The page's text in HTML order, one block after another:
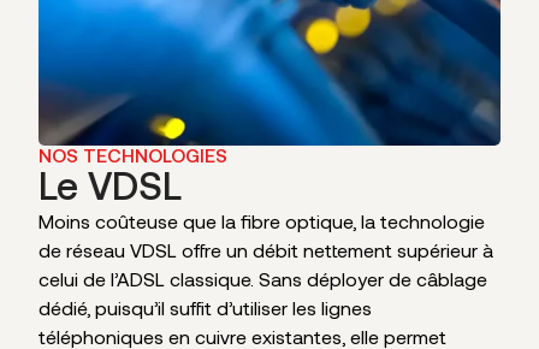
NOS TECHNOLOGIES
Le VDSL
Moins coûteuse que la fibre optique, la technologie
de réseau VDSL offre un débit nettement supérieur à
celui de l’ADSL classique. Sans déployer de câblage
dédié, puisqu’il suffit d’utiliser les lignes
téléphoniques en cuivre existantes, elle permet